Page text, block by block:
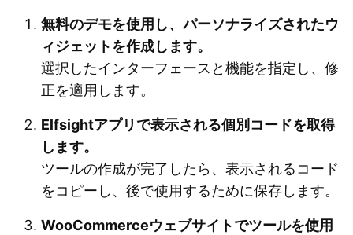
無料のデモを使用し、パーソナライズされたウ
ィジェットを作成します。
選択したインターフェースと機能を指定し、修
正を適用します。
Elfsightアプリで表示される個別コードを取得
します。
ツールの作成が完了したら、表示されるコード
をコピーし、後で使用するために保存します。
WooCommerceウェブサイトでツールを使用